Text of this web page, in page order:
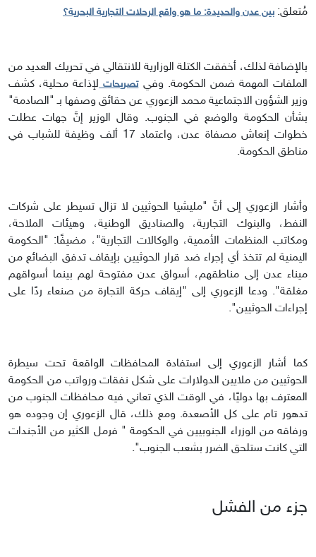
مُتعلق: بين عدن والحديدة: ما هو واقع الرحلات التجارية البحرية؟
بالإضافة لذلك، أخفقت الكتلة الوزارية للانتقالي في تحريك العديد من
الملفات المهمة ضمن الحكومة. وفيتصريحات لإذاعة محلية، كشف
وزير الشؤون الاجتماعية محمد الزعوري عن حقائق وصفها بـ "الصادمة"
بشأن الحكومة والوضع في الجنوب. وقال الوزير إنَّ جهات عطلت
خطوات إنعاش مصفاة عدن، واعتماد 17 ألف وظيفة للشباب في
مناطق الحكومة.
وأشار الزعوري إلى أنَّ "مليشيا الحوثيين لا تزال تسيطر على شركات
النفط، والبنوك التجارية، والصناديق الوطنية، وهيئات الملاحة،
ومكاتب المنظمات الأممية، والوكالات التجارية"، مضيفًا: "الحكومة
اليمنية لم تتخذ أي إجراء ضد قرار الحوثيين بإيقاف تدفق البضائع من
ميناء عدن إلى مناطقهم، أسواق عدن مفتوحة لهم بينما أسواقهم
مغلقة". ودعا الزعوري إلى "إيقاف حركة التجارة من صنعاء ردًا على
إجراءات الحوثيين".
كما أشار الزعوري إلى استفادة المحافظات الواقعة تحت سيطرة
الحوثيين من ملايين الدولارات على شكل نفقات ورواتب من الحكومة
المعترف بها دوليًا، في الوقت الذي تعاني فيه محافظات الجنوب من
تدهور تام على كل الأصعدة. ومع ذلك، قال الزعوري إن وجوده هو
ورفاقه من الوزراء الجنوبيين في الحكومة " فرمل الكثير من الأجندات
التي كانت ستلحق الضرر بشعب الجنوب".
جزء من الفشل